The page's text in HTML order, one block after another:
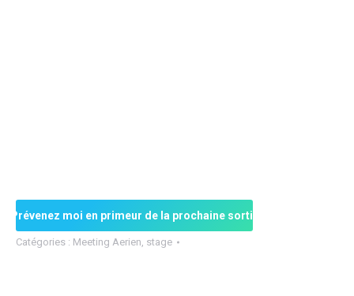
Prévenez moi en primeur de la prochaine sortie
Catégories : Meeting Aerien, stage